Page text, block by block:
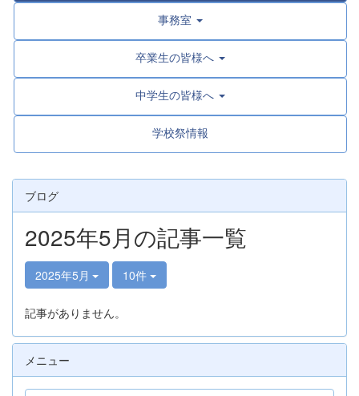
事務室
卒業生の皆様へ
中学生の皆様へ
学校祭情報
ブログ
2025年5月の記事一覧
2025年5月 10件
記事がありません。
メニュー